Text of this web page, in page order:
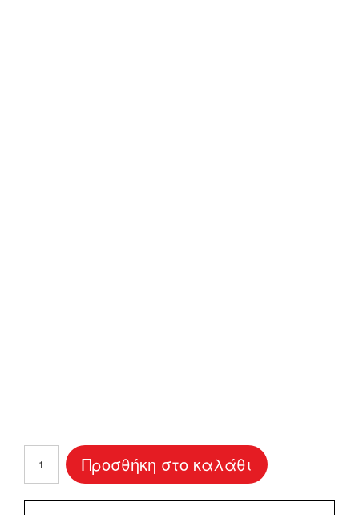
Προσκλητήριο
Γάμου
"Chic"
ποσότητα
Προσθήκη στο καλάθι